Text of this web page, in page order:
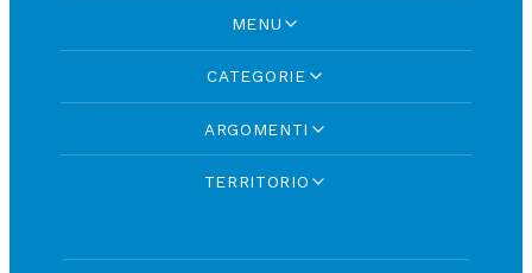
MENU
CATEGORIE
ARGOMENTI
TERRITORIO